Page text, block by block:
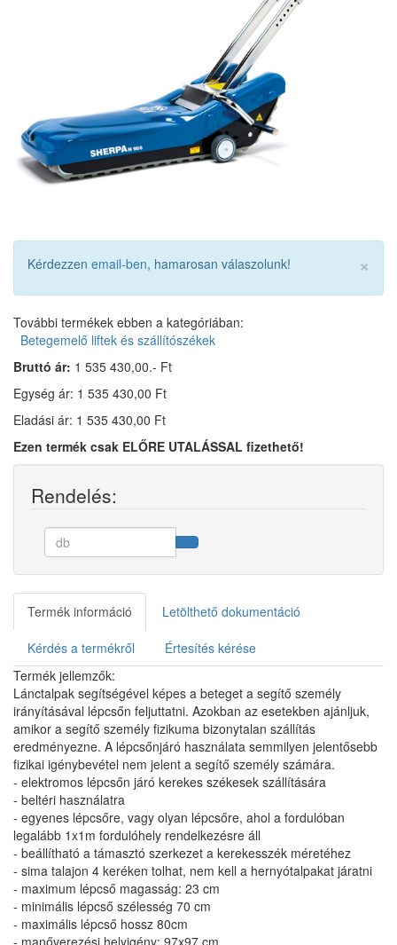
×
Kérdezzen email-ben, hamarosan válaszolunk!
További termékek ebben a kategóriában:
Betegemelő liftek és szállítószékek
Bruttó ár: 1 535 430,00.- Ft
Egység ár: 1 535 430,00 Ft
Eladási ár: 1 535 430,00 Ft
Ezen termék csak ELŐRE UTALÁSSAL fizethető!
Rendelés:
Termék információ Letölthető dokumentáció
Kérdés a termékről
Értesítés kérése
Termék jellemzők:
Lánctalpak segítségével képes a beteget a segítő személy
irányításával lépcsőn feljuttatni. Azokban az esetekben ajánljuk,
amikor a segítő személy fizikuma bizonytalan szállítás
eredményezne. A lépcsőnjáró használata semmilyen jelentősebb
fizikai igénybevétel nem jelent a segítő személy számára.
- elektromos lépcsőn járó kerekes székesek szállítására
- beltéri használatra
- egyenes lépcsőre, vagy olyan lépcsőre, ahol a fordulóban
legalább 1x1m fordulóhely rendelkezésre áll
- beállítható a támasztó szerkezet a kerekesszék méretéhez
- sima talajon 4 keréken tolhat, nem kell a hernyótalpakat járatni
- maximum lépcső magasság: 23 cm
- minimális lépcső szélesség 70 cm
- maximális lépcső hossz 80cm
- manőverezési helyigény: 97x97 cm